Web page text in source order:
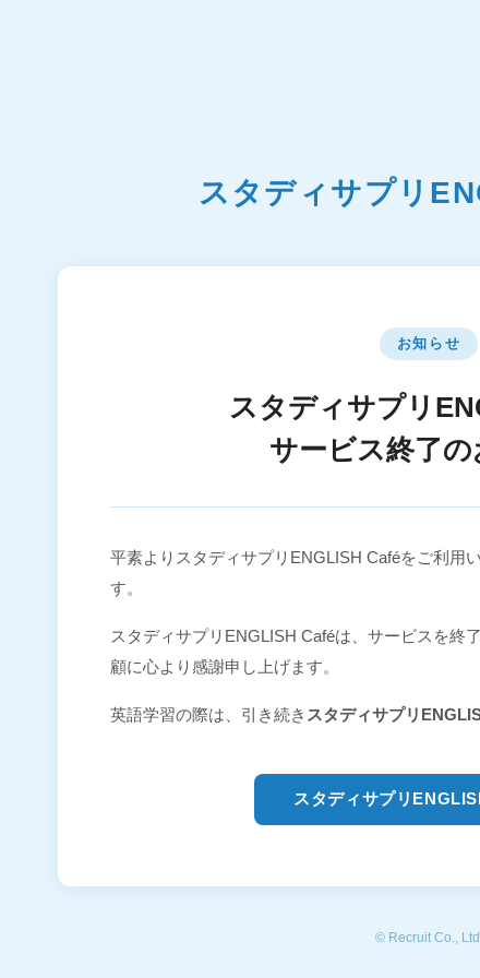
スタディサプリ
お知らせ
スタディサプリ
サービス終了
平素よりスタディサプリENGLISH Caféをご利用
す。
スタディサプリENGLISH Caféは、サービスを終
顧に心より感謝申し上げます。
英語学習の際は、引き続き スタディサプリ
スタディサプリ
© Recruit Co.,